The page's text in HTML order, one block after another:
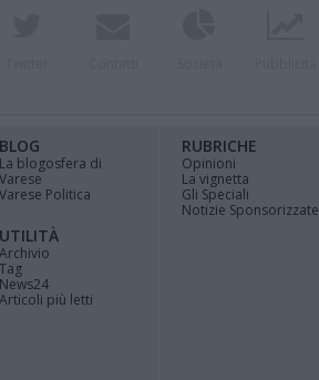
BLOG
La blogosfera di
Varese
Varese Politica
UTILITÀ
Archivio
Tag
News24
Articoli più letti
RUBRICHE
Opinioni
La vignetta
Gli Speciali
Notizie Sponsorizzate